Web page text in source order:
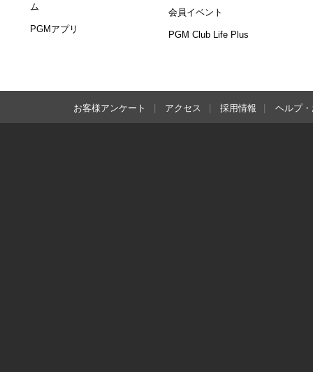
ム
PGMアプリ
会員イベント
PGM Club Life Plus
お客様アンケート アクセス 採用情報 ヘルプ